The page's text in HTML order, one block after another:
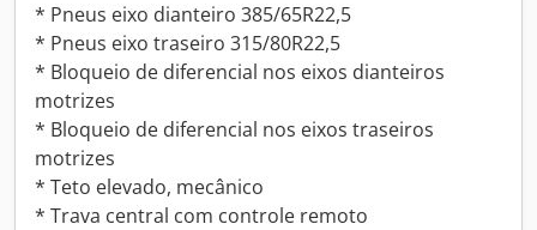
* Pneus eixo dianteiro 385/65R22,5
* Pneus eixo traseiro 315/80R22,5
* Bloqueio de diferencial nos eixos dianteiros
motrizes
* Bloqueio de diferencial nos eixos traseiros
motrizes
* Teto elevado, mecânico
* Trava central com controle remoto